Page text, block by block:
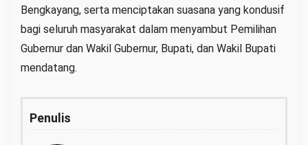
Bengkayang, serta menciptakan suasana yang kondusif
bagi seluruh masyarakat dalam menyambut Pemilihan
Gubernur dan Wakil Gubernur, Bupati, dan Wakil Bupati
mendatang.
Penulis